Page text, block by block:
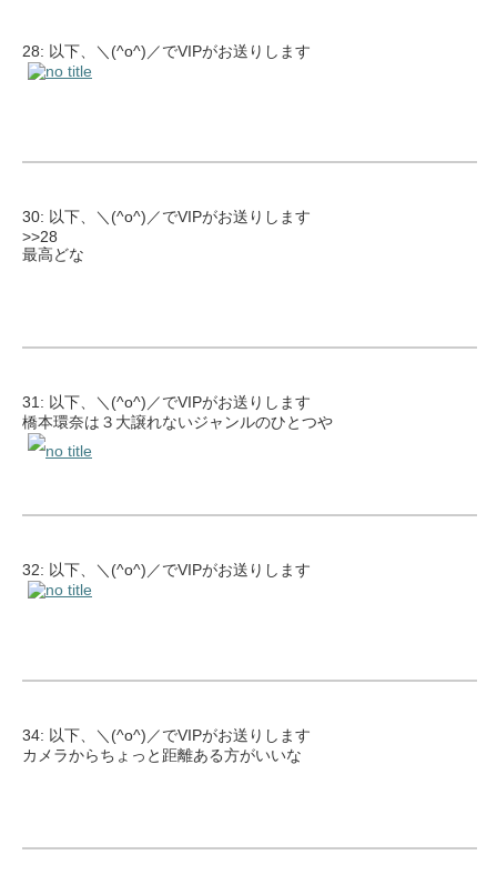
28: 以下、＼(^o^)／でVIPがお送りします
30: 以下、＼(^o^)／でVIPがお送りします
>>28
最高どな
31: 以下、＼(^o^)／でVIPがお送りします
橋本環奈は３大譲れないジャンルのひとつや
32: 以下、＼(^o^)／でVIPがお送りします
34: 以下、＼(^o^)／でVIPがお送りします
カメラからちょっと距離ある方がいいな